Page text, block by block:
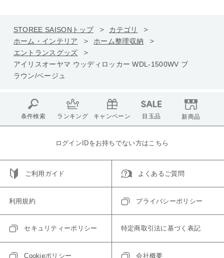
STOREE SAISONトップ
カテゴリ
ホーム・インテリア
ホーム整理収納
エントランスグッズ
アイリスオーヤマ ウッディロッカー WDL-1500WV ブ
ラウン/ベージュ
条件検索 ランキング キャンペーン 目玉品 新商品
ログインIDをお持ちでない方はこちら
ご利用ガイド よくあるご質問
利用規約 プライバシーポリシー
セキュリティーポリシー 特定商取引法に基づく表記
Cookieポリシー 会社概要